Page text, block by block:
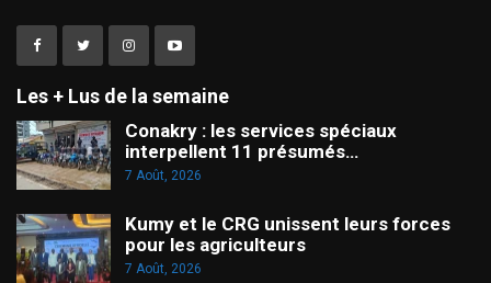
Les + Lus de la semaine
Conakry : les services spéciaux
interpellent 11 présumés…
7 Août, 2026
Kumy et le CRG unissent leurs forces
pour les agriculteurs
7 Août, 2026